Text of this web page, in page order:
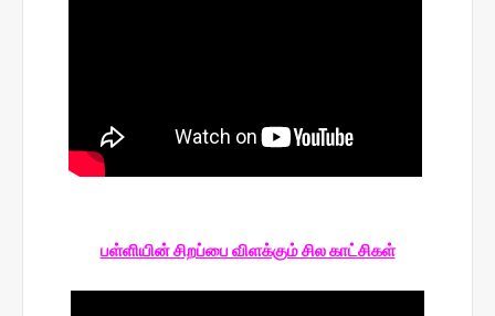
பள்ளியின் சிறப்பை விளக்கும் சில காட்சிகள்